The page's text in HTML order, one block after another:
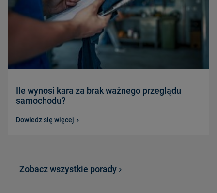
Ile wynosi kara za brak ważnego przeglądu
samochodu?
Dowiedz się więcej
Zobacz wszystkie porady